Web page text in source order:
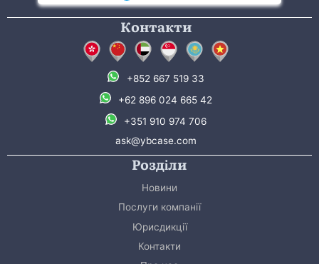
Контакти
+852 667 519 33
+62 896 024 665 42
+351 910 974 706
ask@ybcase.com
Розділи
Новини
Послуги компанії
Юрисдикції
Контакти